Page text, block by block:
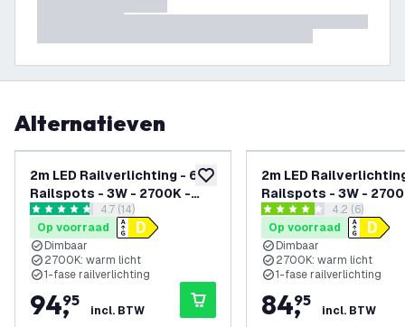
Alternatieven
toevoegen aan verlanglijst
2m LED Railverlichting - 6
Railspots - 3W - 2700K -
Dimbaar - 1-Fase
Railsysteem - Zwart
reviews drawer openen
4.7 score sterren4.7 (14)
Op voorraad
Dimbaar
2700K: warm licht
1-fase railverlichting
94,
95
incl. BTW
2m LED
Railspots - 3W -
Dimbaar - 1-Fase
Railsysteem - Wit
reviews
4.2 score sterren4.2 (6)
Op voorraad
Dimbaar
2700K: warm licht
1-fase railverlichting
84,
95
incl. BTW